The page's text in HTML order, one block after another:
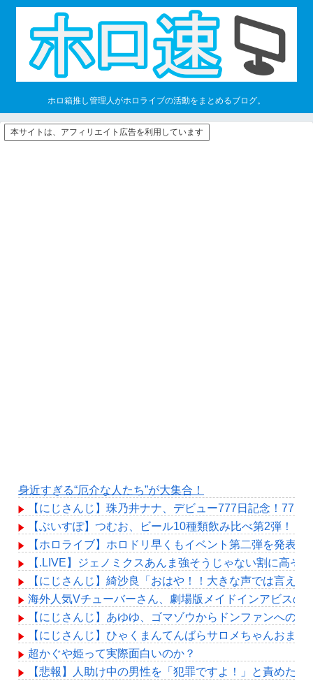
ホロ箱推し管理人がホロライブの活動をまとめるブログ。
本サイトは、アフィリエイト広告を利用しています
身近すぎる“厄介な人たち”が大集合！
【にじさんじ】珠乃井ナナ、デビュー777日記念！77
【ぶいすぽ】つむお、ビール10種類飲み比べ第2弾！
【ホロライブ】ホロドリ早くもイベント第二弾を発表
【.LIVE】ジェノミクスあんま強そうじゃない割に高そ
【にじさんじ】綺沙良「おはや！！大きな声では言え
海外人気Vチューバーさん、劇場版メイドインアビスの
【にじさんじ】あゆゆ、ゴマゾウからドンファンへの進
【にじさんじ】ひゃくまんてんばらサロメちゃんおま
超かぐや姫って実際面白いのか？
【悲報】人助け中の男性を「犯罪ですよ！」と責めた